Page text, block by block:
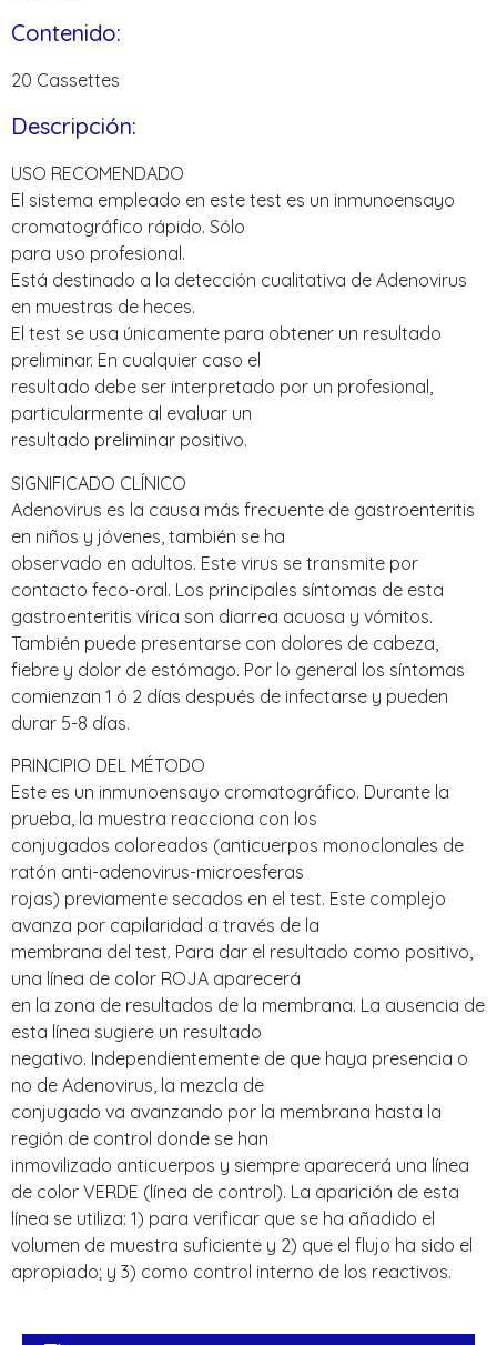
Contenido:
20 Cassettes
Descripción:
USO RECOMENDADO
El sistema empleado en este test es un inmunoensayo
cromatográfico rápido. Sólo
para uso profesional.
Está destinado a la detección cualitativa de Adenovirus
en muestras de heces.
El test se usa únicamente para obtener un resultado
preliminar. En cualquier caso el
resultado debe ser interpretado por un profesional,
particularmente al evaluar un
resultado preliminar positivo.
SIGNIFICADO CLÍNICO
Adenovirus es la causa más frecuente de gastroenteritis
en niños y jóvenes, también se ha
observado en adultos. Este virus se transmite por
contacto feco-oral. Los principales síntomas de esta
gastroenteritis vírica son diarrea acuosa y vómitos.
También puede presentarse con dolores de cabeza,
fiebre y dolor de estómago. Por lo general los síntomas
comienzan 1 ó 2 días después de infectarse y pueden
durar 5-8 días.
PRINCIPIO DEL MÉTODO
Este es un inmunoensayo cromatográfico. Durante la
prueba, la muestra reacciona con los
conjugados coloreados (anticuerpos monoclonales de
ratón anti-adenovirus-microesferas
rojas) previamente secados en el test. Este complejo
avanza por capilaridad a través de la
membrana del test. Para dar el resultado como positivo,
una línea de color ROJA aparecerá
en la zona de resultados de la membrana. La ausencia de
esta línea sugiere un resultado
negativo. Independientemente de que haya presencia o
no de Adenovirus, la mezcla de
conjugado va avanzando por la membrana hasta la
región de control donde se han
inmovilizado anticuerpos y siempre aparecerá una línea
de color VERDE (línea de control). La aparición de esta
línea se utiliza: 1) para verificar que se ha añadido el
volumen de muestra suficiente y 2) que el flujo ha sido el
apropiado; y 3) como control interno de los reactivos.